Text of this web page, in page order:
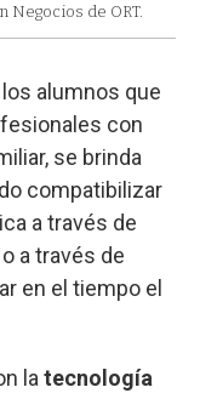
Negocios de ORT.
alumnos que
con
se brinda
compatibilizar
a través de
a través de
en el tiempo el
la tecnología